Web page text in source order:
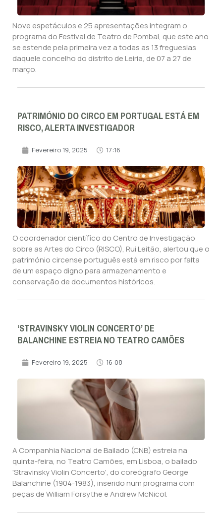
Nove espetáculos e 25 apresentações integram o
programa do Festival de Teatro de Pombal, que este ano
se estende pela primeira vez a todas as 13 freguesias
daquele concelho do distrito de Leiria, de 07 a 27 de
março.
PATRIMÓNIO DO CIRCO EM PORTUGAL ESTÁ EM
RISCO, ALERTA INVESTIGADOR
Fevereiro 19, 2025 17:16
O coordenador científico do Centro de Investigação
sobre as Artes do Circo (RISCO), Rui Leitão, alertou que o
património circense português está em risco por falta
de um espaço digno para armazenamento e
conservação de documentos históricos.
‘STRAVINSKY VIOLIN CONCERTO’ DE
BALANCHINE ESTREIA NO TEATRO CAMÕES
Fevereiro 19, 2025 16:08
A Companhia Nacional de Bailado (CNB) estreia na
quinta-feira, no Teatro Camões, em Lisboa, o bailado
'Stravinsky Violin Concerto', do coreógrafo George
Balanchine (1904-1983), inserido num programa com
peças de William Forsythe e Andrew McNicol.